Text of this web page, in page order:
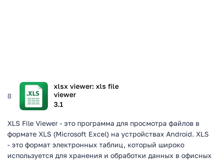
8
xlsx viewer: xls file
viewer
3.1
XLS File Viewer - это программа для просмотра файлов в
формате XLS (Microsoft Excel) на устройствах Android. XLS
- это формат электронных таблиц, который широко
используется для хранения и обработки данных в офисных